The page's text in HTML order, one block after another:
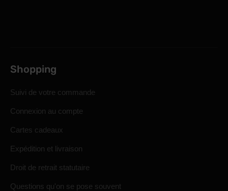
Shopping
Suivi de votre commande
Connexion au compte
Cartes cadeaux
Expédition et livraison
Droit de retrait statutaire
Questions qu'on se pose souvent